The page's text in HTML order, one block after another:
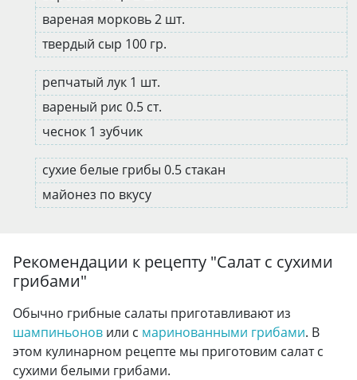
вареная морковь 2 шт.
твердый сыр 100 гр.
репчатый лук 1 шт.
вареный рис 0.5 ст.
чеснок 1 зубчик
сухие белые грибы 0.5 стакан
майонез по вкусу
Рекомендации к рецепту "Салат с сухими
грибами"
Обычно грибные салаты приготавливают из
шампиньонов или с маринованными грибами. В
этом кулинарном рецепте мы приготовим салат с
сухими белыми грибами.